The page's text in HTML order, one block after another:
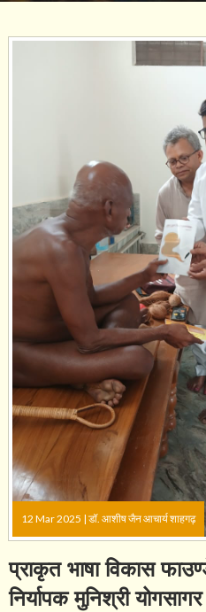
12 Mar 2025 | डॉ. आशीष जैन आचार्य शाहगढ़
प्राकृत भाषा विकास
निर्यापक मुनिश्री